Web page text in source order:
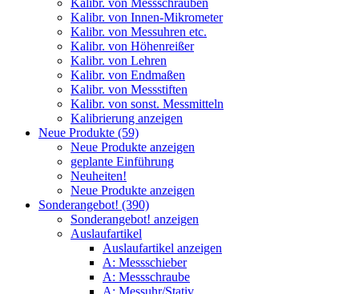
Kalibr. von Messschrauben
Kalibr. von Innen-Mikrometer
Kalibr. von Messuhren etc.
Kalibr. von Höhenreißer
Kalibr. von Lehren
Kalibr. von Endmaßen
Kalibr. von Messstiften
Kalibr. von sonst. Messmitteln
Kalibrierung anzeigen
Neue Produkte (59)
Neue Produkte anzeigen
geplante Einführung
Neuheiten!
Neue Produkte anzeigen
Sonderangebot! (390)
Sonderangebot! anzeigen
Auslaufartikel
Auslaufartikel anzeigen
A: Messschieber
A: Messschraube
A: Messuhr/Stativ